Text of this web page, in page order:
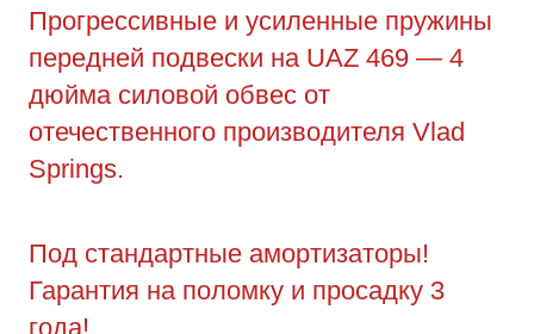
Прогрессивные и усиленные пружины
передней подвески на UAZ 469 — 4
дюйма силовой обвес от
отечественного производителя Vlad
Springs.
Под стандартные амортизаторы!
Гарантия на поломку и просадку 3
года!